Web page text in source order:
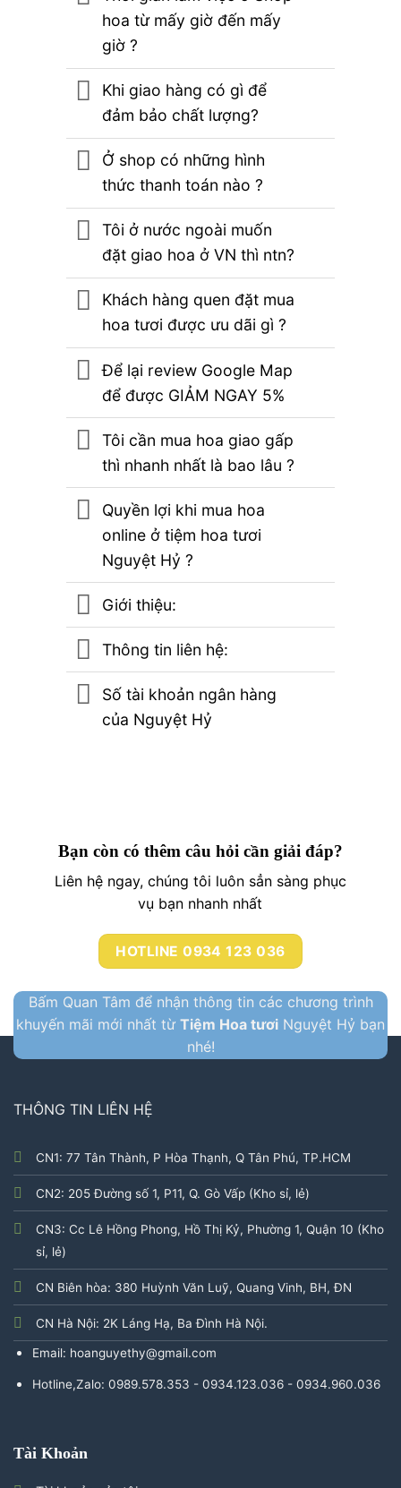
hoa từ mấy giờ đến mấy
giờ ?
Khi giao hàng có gì để
đảm bảo chất lượng?
Ở shop có những hình
thức thanh toán nào ?
Tôi ở nước ngoài muốn
đặt giao hoa ở VN thì ntn?
Khách hàng quen đặt mua
hoa tươi được ưu dãi gì ?
Để lại review Google Map
để được GIẢM NGAY 5%
Tôi cần mua hoa giao gấp
thì nhanh nhất là bao lâu ?
Quyền lợi khi mua hoa
online ở tiệm hoa tươi
Nguyệt Hỷ ?
Giới thiệu:
Thông tin liên hệ:
Số tài khoản ngân hàng
của Nguyệt Hỷ
Bạn còn có thêm câu hỏi cần giải đáp?
Liên hệ ngay, chúng tôi luôn sẳn sàng phục
vụ bạn nhanh nhất
HOTLINE 0934 123 036
Bấm Quan Tâm để nhận thông tin các chương trình
khuyến mãi mới nhất từ Tiệm Hoa tươi Nguyệt Hỷ bạn
nhé!
THÔNG TIN LIÊN HỆ
CN1: 77 Tân Thành, P Hòa Thạnh, Q Tân Phú, TP.HCM
CN2: 205 Đường số 1, P11, Q. Gò Vấp (Kho sỉ, lẻ)
CN3: Cc Lê Hồng Phong, Hồ Thị Kỷ, Phường 1, Quận 10 (Kho
sỉ, lẻ)
CN Biên hòa: 380 Huỳnh Văn Luỹ, Quang Vinh, BH, ĐN
CN Hà Nội: 2K Láng Hạ, Ba Đình Hà Nội.
Email: hoanguyethy@gmail.com
Hotline,Zalo: 0989.578.353 - 0934.123.036 - 0934.960.036
Tài Khoản